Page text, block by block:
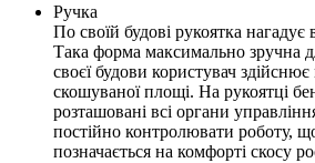
Ручка
По своїй будові рукоятка
Така форма максимально зручна
своєї будови користувач
скошуваної площі. На рукоятці
розташовані всі органи
постійно контролювати роботу,
позначається на комфорті скосу